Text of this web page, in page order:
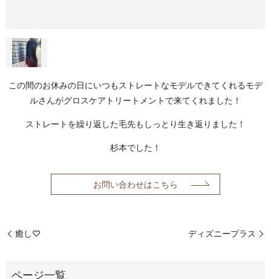
この間のお休みの日にいつもストレートなモデルできてくれるモデ
ルさんがグロスケアトリートメントで来てくれました！
ストレートを繰り返した毛先もしっとり生き返りました！
杉本でした！
お問い合わせはこちら
癒し♡ ディズニープラス